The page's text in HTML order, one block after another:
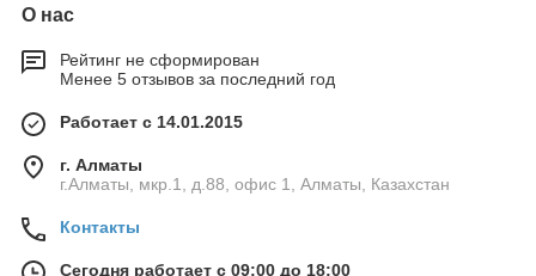
О нас
Рейтинг не сформирован
Менее 5 отзывов за последний год
Работает с 14.01.2015
г. Алматы
г.Алматы, мкр.1, д.88, офис 1, Алматы, Казахстан
Контакты
Сегодня работает с 09:00 до 18:00